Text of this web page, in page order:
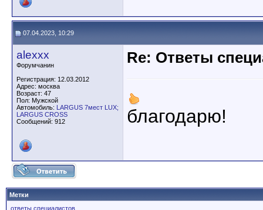
07.04.2023, 10:29
alexxx
Форумчанин
Регистрация: 12.03.2012
Адрес: москва
Возраст: 47
Пол: Мужской
Автомобиль: LARGUS 7мест LUX;
LARGUS CROSS
Сообщений: 912
Re: Ответы
благодарю!
Метки
ответы специалистов